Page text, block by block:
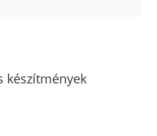
készítmények